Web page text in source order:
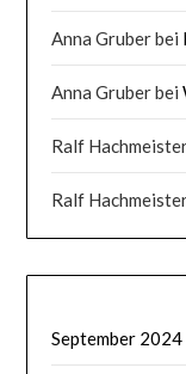
Anna Gruberbei
Anna Gruberbei
Ralf
Ralf
September 2024